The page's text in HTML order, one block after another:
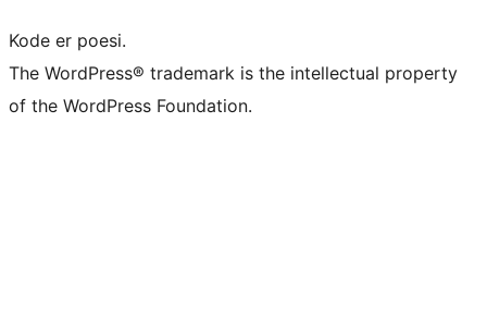
Kode er poesi.
The WordPress® trademark is the intellectual property
of the WordPress Foundation.